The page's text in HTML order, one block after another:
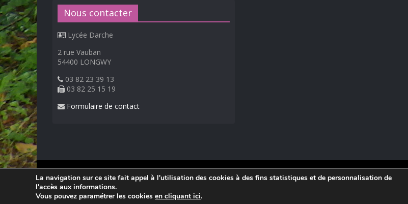
Nous contacter
Lycée Darche
2 rue Vauban
54400 LONGWY
03 82 23 39 13
03 82 25 15 19
Formulaire de contact
© 2026Lycée Professionnel Darche, Longwy.
Réalisation Frédéric AMELLA. Consultez les
La navigation sur ce site fait appel à l'utilisation des cookies à des fins statistiques et de personnalisation de
l'accès aux informations.
Vous pouvez paramétrer les cookies en cliquant ici.